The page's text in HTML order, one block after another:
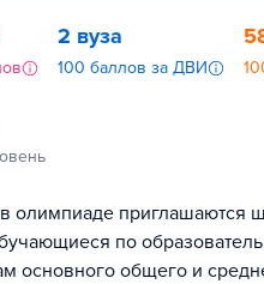
2 вуза
100 баллов за ДВИ
олимпиаде приглашаются
по
основного общего и